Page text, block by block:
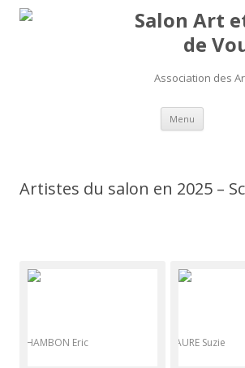
Salon Art
de
Association des
Menu Aller au
Artistes du salon en 2025 –
CHAMBON Eric FAURE Suzie